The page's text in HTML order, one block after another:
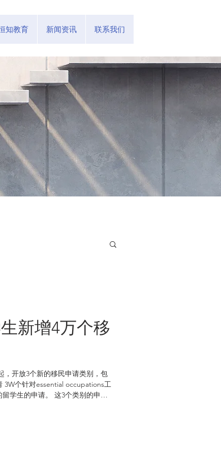
知教育 新闻资讯 联系我们
新增4万个移
，开放3个新的移民申请类别，包
3W个针对essential occupations工
学生的申请。 这3个类别的申